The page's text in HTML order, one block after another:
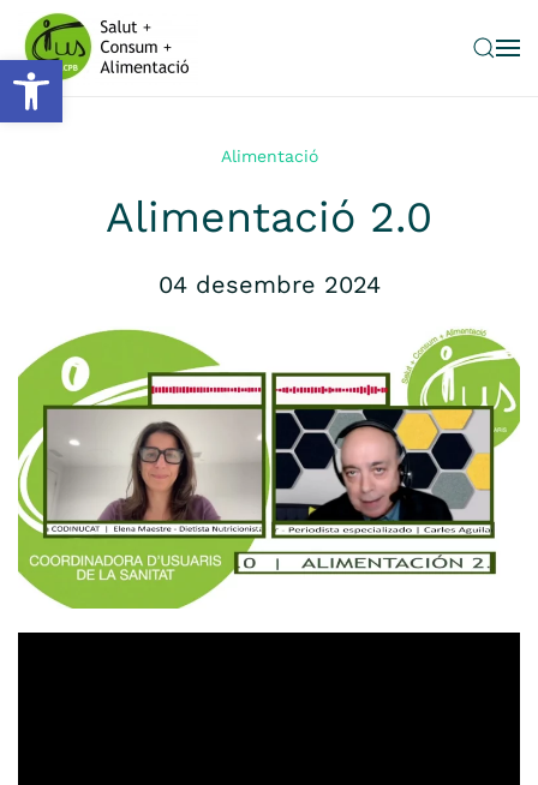
Obre la barra d'eines
Skip to main content
Alimentació
Alimentació 2.0
04 desembre 2024